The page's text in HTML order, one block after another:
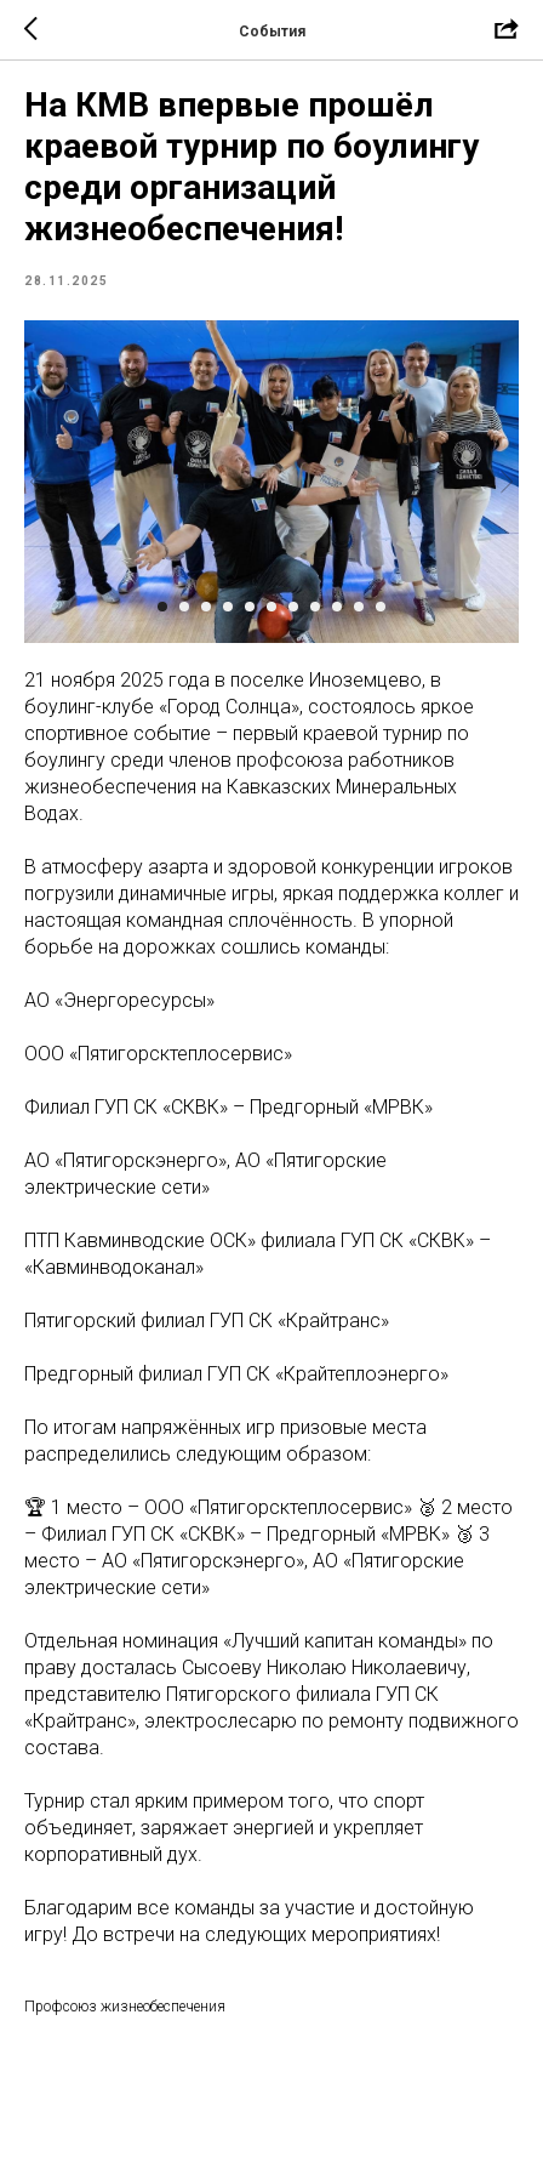
События
На КМВ впервые прошёл
краевой турнир по боулингу
среди организаций
жизнеобеспечения!
28.11.2025
21 ноября 2025 года в поселке Иноземцево, в
боулинг-клубе «Город Солнца», состоялось яркое
спортивное событие – первый краевой турнир по
боулингу среди членов профсоюза работников
жизнеобеспечения на Кавказских Минеральных
Водах.
В атмосферу азарта и здоровой конкуренции игроков
погрузили динамичные игры, яркая поддержка коллег и
настоящая командная сплочённость. В упорной
борьбе на дорожках сошлись команды:
АО «Энергоресурсы»
ООО «Пятигорсктеплосервис»
Филиал ГУП СК «СКВК» – Предгорный «МРВК»
АО «Пятигорскэнерго», АО «Пятигорские
электрические сети»
ПТП Кавминводские ОСК» филиала ГУП СК «СКВК» –
«Кавминводоканал»
Пятигорский филиал ГУП СК «Крайтранс»
Предгорный филиал ГУП СК «Крайтеплоэнерго»
По итогам напряжённых игр призовые места
распределились следующим образом:
🏆 1 место – ООО «Пятигорсктеплосервис» 🥈 2 место
– Филиал ГУП СК «СКВК» – Предгорный «МРВК» 🥉 3
место – АО «Пятигорскэнерго», АО «Пятигорские
электрические сети»
Отдельная номинация «Лучший капитан команды» по
праву досталась Сысоеву Николаю Николаевичу,
представителю Пятигорского филиала ГУП СК
«Крайтранс», электрослесарю по ремонту подвижного
состава.
Турнир стал ярким примером того, что спорт
объединяет, заряжает энергией и укрепляет
корпоративный дух.
Благодарим все команды за участие и достойную
игру! До встречи на следующих мероприятиях!
Профсоюз жизнеобеспечения